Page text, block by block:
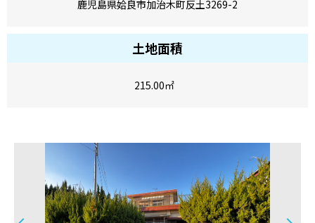
鹿児島県姶良市加治木町反土3269-2
土地面積
215.00㎡